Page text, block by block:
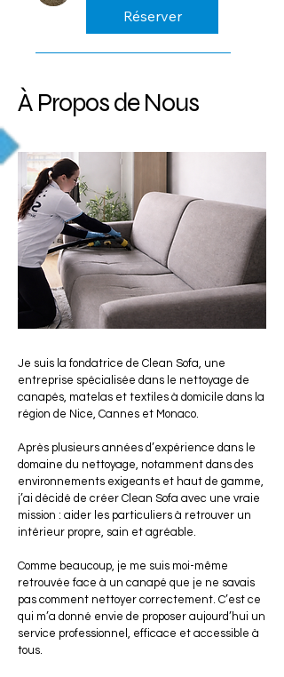
Réserver
À Propos de Nous
Je suis la fondatrice de Clean Sofa, une
entreprise spécialisée dans le nettoyage de
canapés, matelas et textiles à domicile dans la
région de Nice, Cannes et Monaco.
Après plusieurs années d’expérience dans le
domaine du nettoyage, notamment dans des
environnements exigeants et haut de gamme,
j’ai décidé de créer Clean Sofa avec une vraie
mission : aider les particuliers à retrouver un
intérieur propre, sain et agréable.
Comme beaucoup, je me suis moi-même
retrouvée face à un canapé que je ne savais
pas comment nettoyer correctement. C’est ce
qui m’a donné envie de proposer aujourd’hui un
service professionnel, efficace et accessible à
tous.